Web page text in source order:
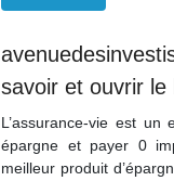
savoir et ouvrir
L’assurance-vie est
épargne et payer 0
meilleur produit